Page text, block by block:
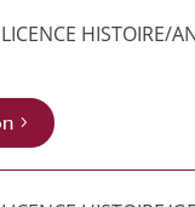
HISTOIRE/